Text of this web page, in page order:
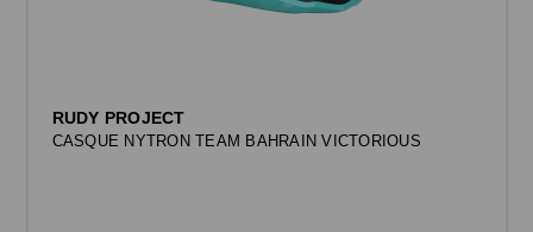
RUDY PROJECT
CASQUE NYTRON TEAM BAHRAIN VICTORIOUS